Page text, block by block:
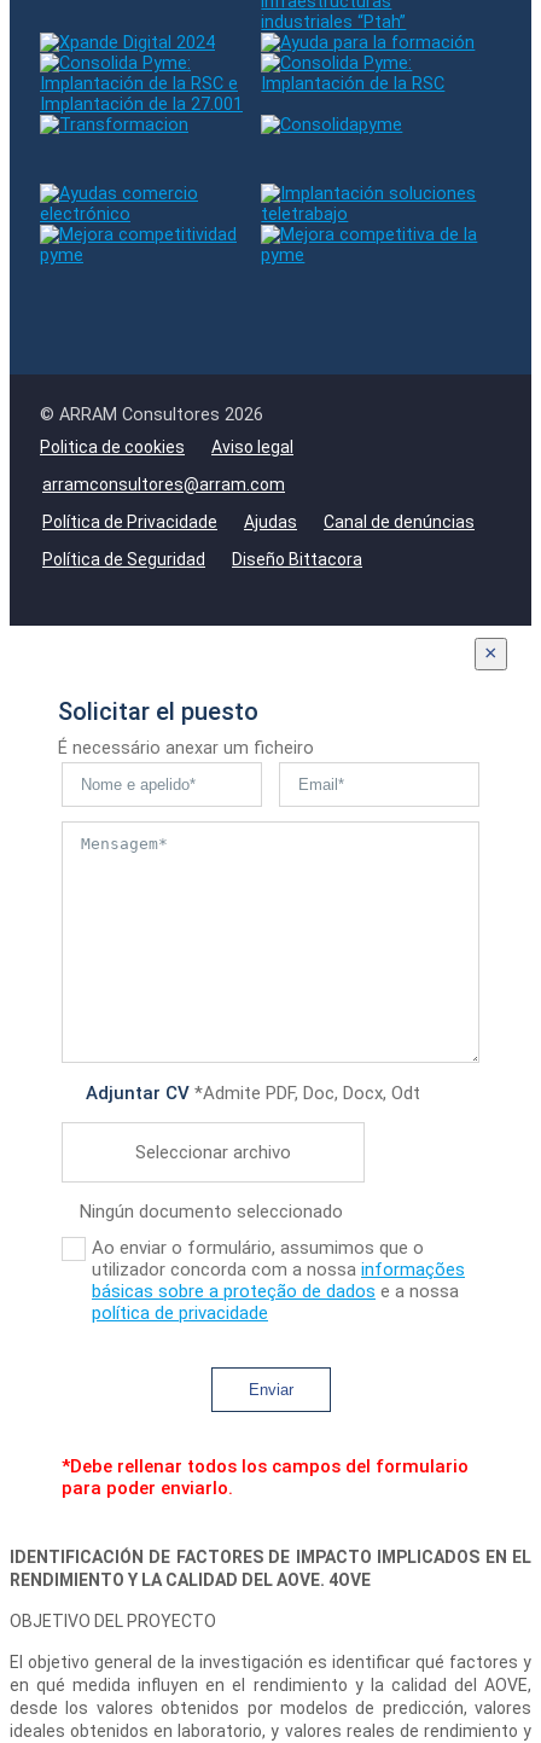
© ARRAM Consultores 2026
Politica de cookies
Aviso legal
arramconsultores@arram.com
Política de Privacidade
Ajudas
Canal de denúncias
Política de Seguridad
Diseño Bittacora
×
Solicitar el puesto
É necessário anexar um ficheiro
Adjuntar CV *Admite PDF, Doc, Docx, Odt
Seleccionar archivo
Ningún documento seleccionado
Ao enviar o formulário, assumimos que o
utilizador concorda com a nossa informações
básicas sobre a proteção de dados e a nossa
política de privacidade
Enviar
*Debe rellenar todos los campos del formulario
para poder enviarlo.
IDENTIFICACIÓN DE FACTORES DE IMPACTO IMPLICADOS EN EL
RENDIMIENTO Y LA CALIDAD DEL AOVE. 4OVE
OBJETIVO DEL PROYECTO
El objetivo general de la investigación es identificar qué factores y
en qué medida influyen en el rendimiento y la calidad del AOVE,
desde los valores obtenidos por modelos de predicción, valores
ideales obtenidos en laboratorio, y valores reales de rendimiento y